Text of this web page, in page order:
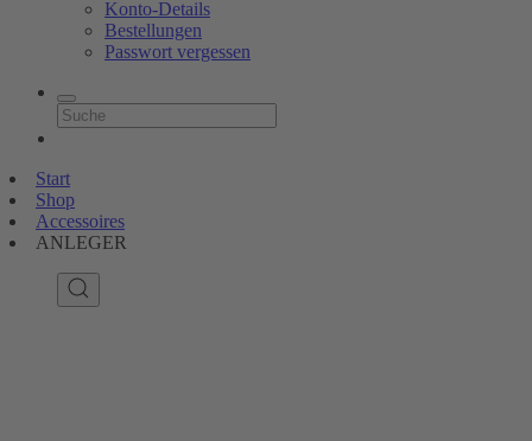
Konto-Details
Bestellungen
Passwort vergessen
Start
Shop
Accessoires
ANLEGER